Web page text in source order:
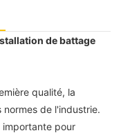
de battage
qualité, la
normes de l'industrie.
importante pour